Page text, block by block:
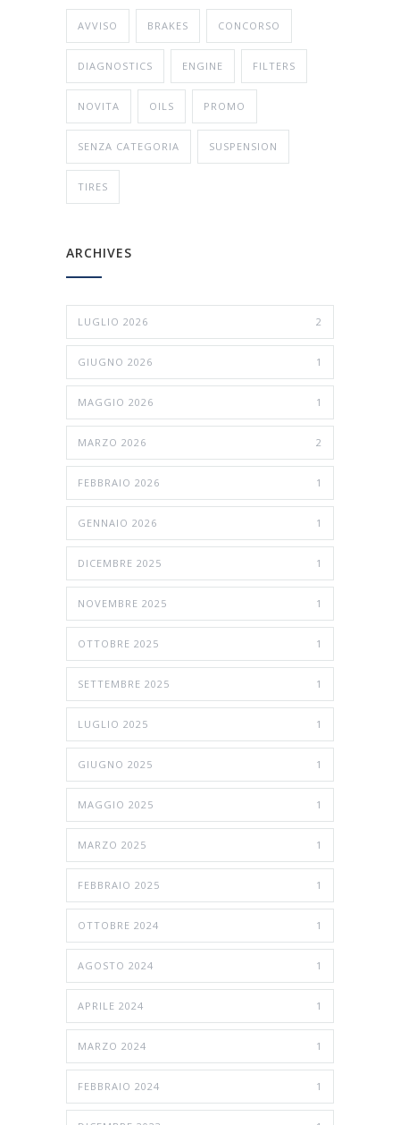
AVVISO BRAKES CONCORSO
DIAGNOSTICS ENGINE FILTERS
NOVITA OILS PROMO
SENZA CATEGORIA SUSPENSION
TIRES
ARCHIVES
LUGLIO 2026 2
GIUGNO 2026 1
MAGGIO 2026 1
MARZO 2026 2
FEBBRAIO 2026 1
GENNAIO 2026 1
DICEMBRE 2025 1
NOVEMBRE 2025 1
OTTOBRE 2025 1
SETTEMBRE 2025 1
LUGLIO 2025 1
GIUGNO 2025 1
MAGGIO 2025 1
MARZO 2025 1
FEBBRAIO 2025 1
OTTOBRE 2024 1
AGOSTO 2024 1
APRILE 2024 1
MARZO 2024 1
FEBBRAIO 2024 1